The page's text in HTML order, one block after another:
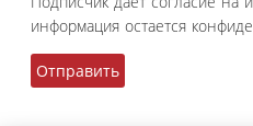
информация остается